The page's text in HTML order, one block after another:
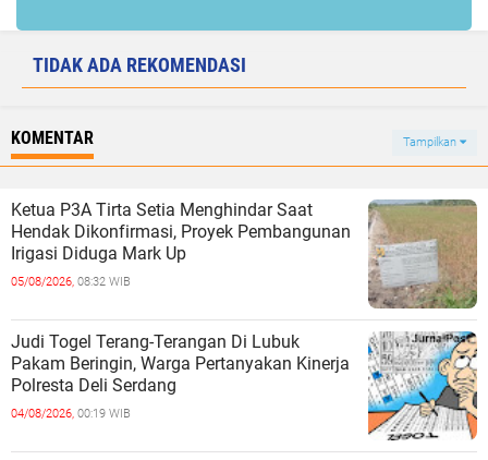
TIDAK ADA REKOMENDASI
KOMENTAR Tampilkan
Ketua P3A Tirta Setia Menghindar Saat
Hendak Dikonfirmasi, Proyek Pembangunan
Irigasi Diduga Mark Up
05/08/2026, 08:32 WIB
Judi Togel Terang-Terangan Di Lubuk
Pakam Beringin, Warga Pertanyakan Kinerja
Polresta Deli Serdang
04/08/2026, 00:19 WIB